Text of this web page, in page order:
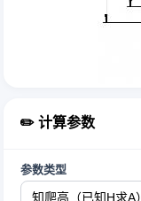
✏️ 计算参数
参数类型